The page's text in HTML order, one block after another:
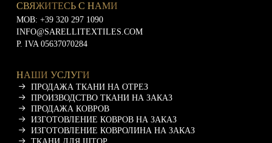
СВЯЖИТЕСЬ С НАМИ
MOB: +39 320 297 1090
INFO@SARELLITEXTILES.COM
P. IVA 05637070284
НАШИ УСЛУГИ
ПРОДАЖА ТКАНИ НА ОТРЕЗ
ПРОИЗВОДСТВО ТКАНИ НА ЗАКАЗ
ПРОДАЖА КОВРОВ
ИЗГОТОВЛЕНИЕ КОВРОВ НА ЗАКАЗ
ИЗГОТОВЛЕНИЕ КОВРОЛИНА НА ЗАКАЗ